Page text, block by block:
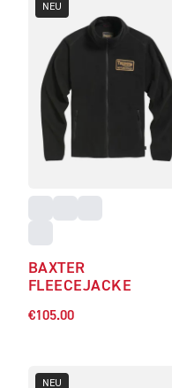
NEU
BAXTER
FLEECEJACKE
€105.00
NEU